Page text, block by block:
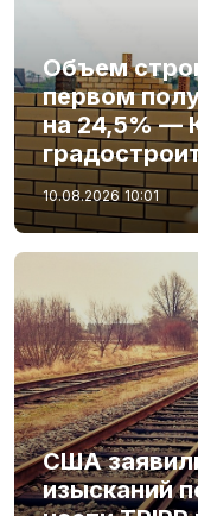
Объем
первом
на 24,5% —
10.08.2026 10:01
США
изысканий